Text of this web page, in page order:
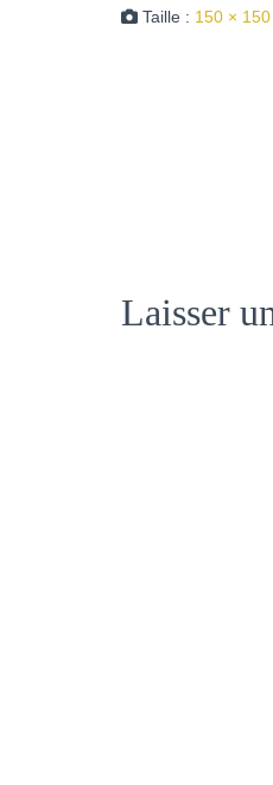
Taille : 150 × 150
Laisser